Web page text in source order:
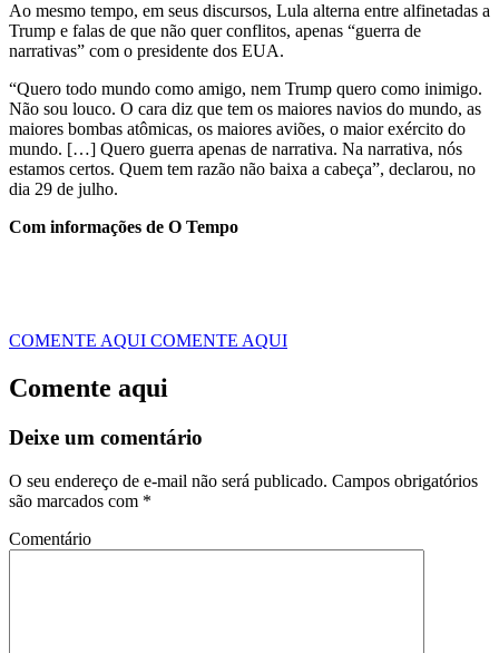
Ao mesmo tempo, em seus discursos, Lula alterna entre alfinetadas a
Trump e falas de que não quer conflitos, apenas “guerra de
narrativas” com o presidente dos EUA.
“Quero todo mundo como amigo, nem Trump quero como inimigo.
Não sou louco. O cara diz que tem os maiores navios do mundo, as
maiores bombas atômicas, os maiores aviões, o maior exército do
mundo. […] Quero guerra apenas de narrativa. Na narrativa, nós
estamos certos. Quem tem razão não baixa a cabeça”, declarou, no
dia 29 de julho.
Com informações de O Tempo
COMENTE AQUI COMENTE AQUI
Comente aqui
Deixe um comentário
O seu endereço de e-mail não será publicado. Campos obrigatórios
são marcados com *
Comentário